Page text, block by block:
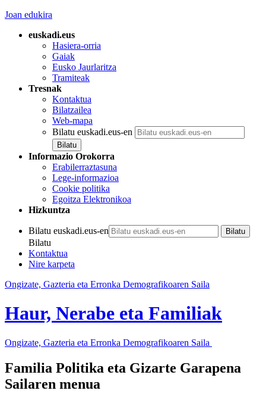
Joan edukira
euskadi.eus
Hasiera-orria
Gaiak
Eusko Jaurlaritza
Tramiteak
Tresnak
Kontaktua
Bilatzailea
Web-mapa
Bilatu euskadi.eus-en
Informazio Orokorra
Erabilerraztasuna
Lege-informazioa
Cookie politika
Egoitza Elektronikoa
Hizkuntza
Bilatu euskadi.eus-en
Bilatu
Kontaktua
Nire karpeta
Ongizate, Gazteria eta Erronka Demografikoaren Saila
Haur, Nerabe eta Familiak
Ongizate, Gazteria eta Erronka Demografikoaren Saila
Familia Politika eta Gizarte Garapena
Sailaren menua